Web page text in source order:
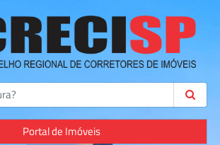
Portal de Imóveis